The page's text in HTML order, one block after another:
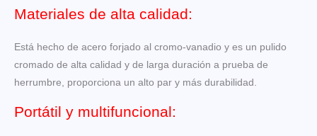
Materiales de alta calidad:
Está hecho de acero forjado al cromo-vanadio y es un pulido
cromado de alta calidad y de larga duración a prueba de
herrumbre, proporciona un alto par y más durabilidad.
Portátil y multifuncional: